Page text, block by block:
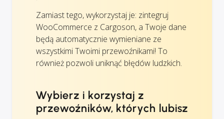
Zamiast tego, wykorzystaj je: zintegruj
WooCommerce z Cargoson, a Twoje dane
będą automatycznie wymieniane ze
wszystkimi Twoimi przewoźnikami! To
również pozwoli uniknąć błędów ludzkich.
Wybierz i korzystaj z
przewoźników, których lubisz